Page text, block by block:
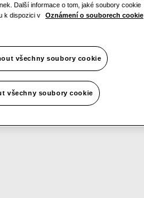
Další informace o tom, jaké soubory cookie
k dispozici v
Oznámení o souborech cookie
všechny soubory cookie
všechny soubory cookie